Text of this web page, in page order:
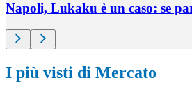
Napoli, Lukaku è un caso: se
I più visti di Mercato